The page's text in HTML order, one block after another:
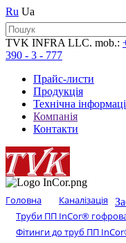
Ru Ua
TVK INFRA LLC. mob.:
390 - 3 - 777
Прайс-листи
Продукція
Технічна
Компанія
Контакти
Головна
Каналізація
Труби ПП InCor®
Фітинги до труб ПП